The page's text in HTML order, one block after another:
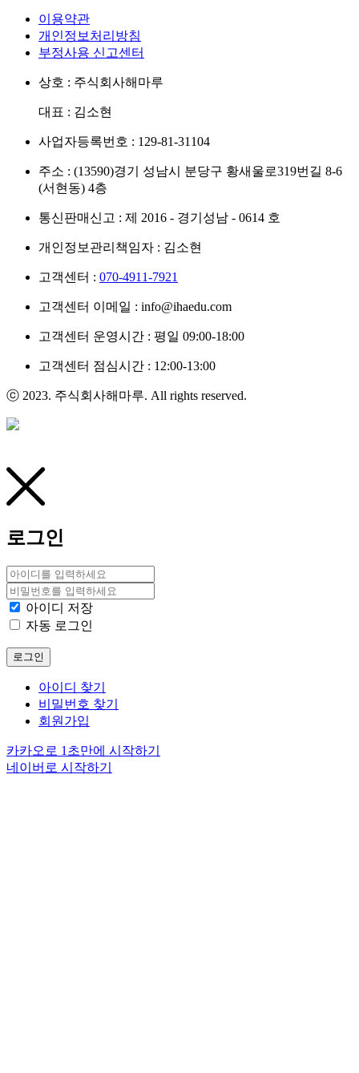
이용약관
개인정보처리방침
부정사용 신고센터
상호 : 주식회사해마루
대표 : 김소현
사업자등록번호 : 129-81-31104
주소 : (13590)경기 성남시 분당구 황새울로319번길 8-6
(서현동) 4층
통신판매신고 : 제 2016 - 경기성남 - 0614 호
개인정보관리책임자 : 김소현
고객센터 : 070-4911-7921
고객센터 이메일 : info@ihaedu.com
고객센터 운영시간 : 평일 09:00-18:00
고객센터 점심시간 : 12:00-13:00
ⓒ 2023. 주식회사해마루. All rights reserved.
로그인
아이디 저장
자동 로그인
로그인
아이디 찾기
비밀번호 찾기
회원가입
카카오로 1초만에 시작하기
네이버로 시작하기